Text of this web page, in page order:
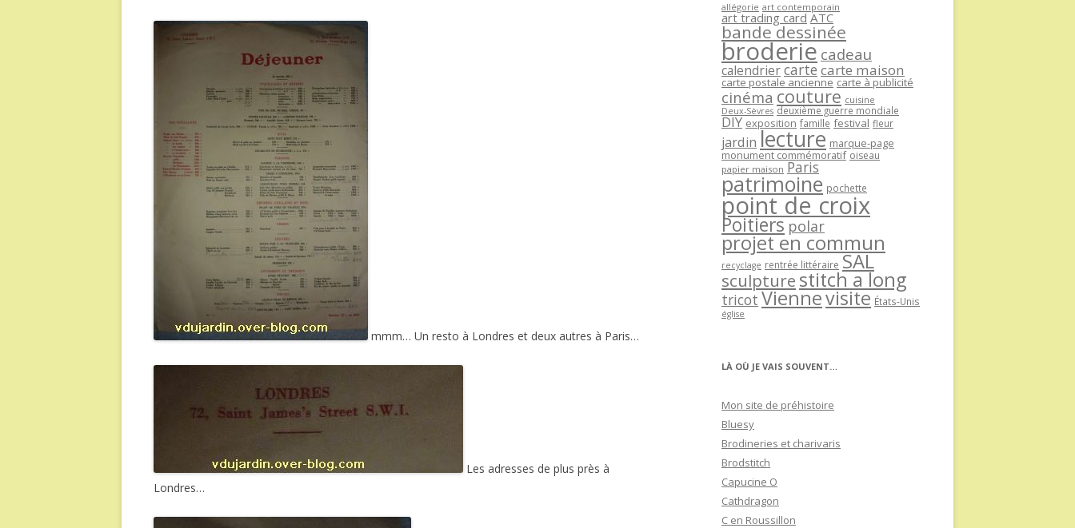
mmm… Un resto à Londres et deux autres à Paris…
Les adresses de plus près à
Londres…
allégorie art contemporain
art trading card ATC
bande dessinée
broderie cadeau
calendriercartecarte maison
carte postale ancienne carte à publicité
cinéma couture cuisine
Deux-Sèvres deuxième guerre mondiale
DIY exposition famille festival fleur
jardin lecture marque-page
monument commémoratif oiseau
papier maison Paris
patrimoine pochette
point de croix
Poitiers polar
projet en commun
recyclage rentrée littéraire SAL
sculpture stitch a long
tricot Viennevisite États-Unis
église
LÀ OÙ JE VAIS SOUVENT…
Mon site de préhistoire
Bluesy
Brodineries et charivaris
Brodstitch
Capucine O
Cathdragon
C en Roussillon